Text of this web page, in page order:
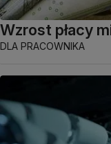
Wzrost płacy
DLA PRACOWNIKA